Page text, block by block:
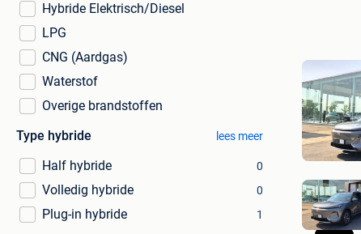
Hybride Elektrisch/Diesel
LPG
CNG (Aardgas)
Waterstof
Overige brandstoffen
Type hybride
lees meer
Half hybride 0
Volledig hybride 0
Plug-in hybride 1